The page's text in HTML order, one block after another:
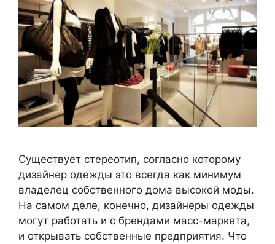
Существует стереотип, согласно которому
дизайнер одежды это всегда как минимум
владелец собственного дома высокой моды.
На самом деле, конечно, дизайнеры одежды
могут работать и с брендами масс-маркета,
и открывать собственные предприятия. Что